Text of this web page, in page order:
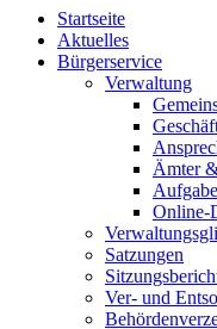
Startseite
Aktuelles
Bürgerservice
Verwaltung
Ämter
Online-
Satzungen
Ver- und